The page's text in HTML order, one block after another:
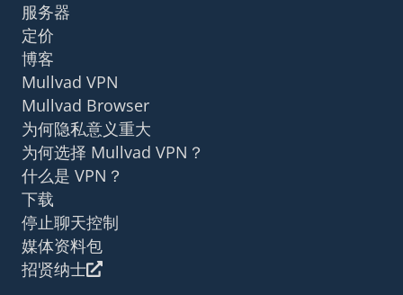
服务器
定价
博客
Mullvad VPN
Mullvad Browser
为何隐私意义重大
为何选择 Mullvad VPN？
什么是 VPN？
下载
停止聊天控制
媒体资料包
招贤纳士